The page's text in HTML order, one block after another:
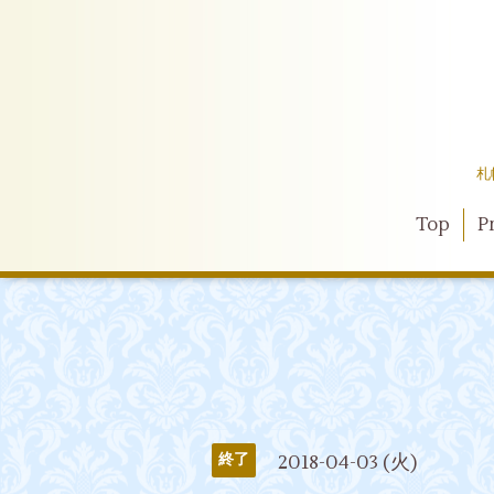
札
Top
終了 2018-04-03 (火)